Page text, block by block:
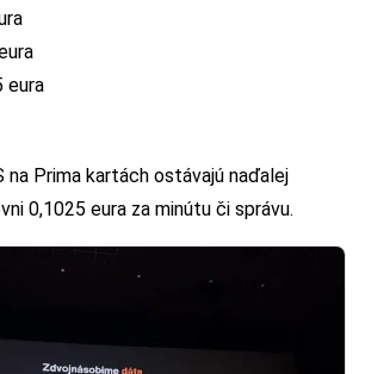
eura
na Prima kartách ostávajú naďalej
0,1025 eura za minútu či správu.